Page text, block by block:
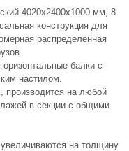
4020х2400х1000 мм, 8
конструкция для
распределенная
балки с
настилом.
производится на любой
в секции с общими
на толщину